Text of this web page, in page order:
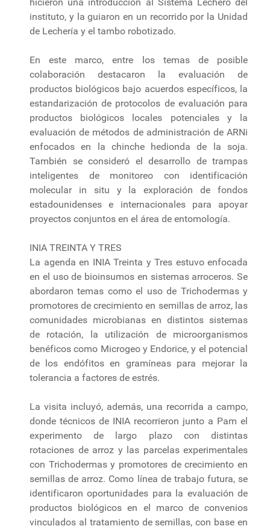
hicieron una introducción al Sistema Lechero del
instituto, y la guiaron en un recorrido por la Unidad
de Lechería y el tambo robotizado.
En este marco, entre los temas de posible
colaboración destacaron la evaluación de
productos biológicos bajo acuerdos específicos, la
estandarización de protocolos de evaluación para
productos biológicos locales potenciales y la
evaluación de métodos de administración de ARNi
enfocados en la chinche hedionda de la soja.
También se consideró el desarrollo de trampas
inteligentes de monitoreo con identificación
molecular in situ y la exploración de fondos
estadounidenses e internacionales para apoyar
proyectos conjuntos en el área de entomología.
INIA TREINTA Y TRES
La agenda en INIA Treinta y Tres estuvo enfocada
en el uso de bioinsumos en sistemas arroceros. Se
abordaron temas como el uso de Trichodermas y
promotores de crecimiento en semillas de arroz, las
comunidades microbianas en distintos sistemas
de rotación, la utilización de microorganismos
benéficos como Microgeo y Endorice, y el potencial
de los endófitos en gramíneas para mejorar la
tolerancia a factores de estrés.
La visita incluyó, además, una recorrida a campo,
donde técnicos de INIA recorrieron junto a Pam el
experimento de largo plazo con distintas
rotaciones de arroz y las parcelas experimentales
con Trichodermas y promotores de crecimiento en
semillas de arroz. Como línea de trabajo futura, se
identificaron oportunidades para la evaluación de
productos biológicos en el marco de convenios
vinculados al tratamiento de semillas, con base en